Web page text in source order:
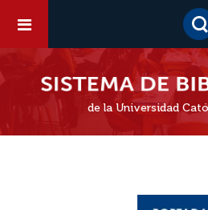
de la Universidad